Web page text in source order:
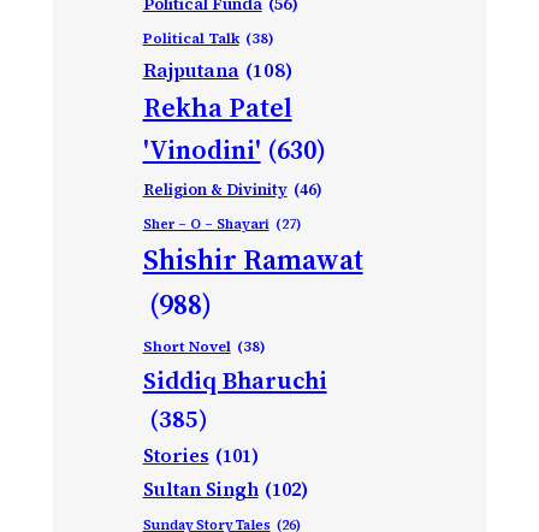
Political Talk (38)
Rajputana (108)
Rekha Patel
'Vinodini' (630)
Religion & Divinity (46)
Sher – O – Shayari (27)
Shishir Ramawat
(988)
Short Novel (38)
Siddiq Bharuchi
(385)
Stories (101)
Sultan Singh (102)
Sunday Story Tales (26)